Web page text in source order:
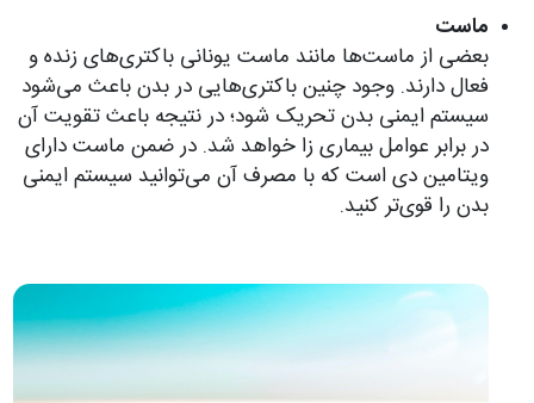
ماست
بعضی از ماست‌ها مانند ماست یونانی باکتری‌های زنده و
فعال دارند. وجود چنین باکتری‌هایی در بدن باعث می‌شود
سیستم ایمنی بدن تحریک شود؛ در نتیجه باعث تقویت آن
در برابر عوامل بیماری زا خواهد شد. در ضمن ماست دارای
ویتامین دی است که با مصرف آن می‌توانید سیستم ایمنی
بدن را قوی‌تر کنید.